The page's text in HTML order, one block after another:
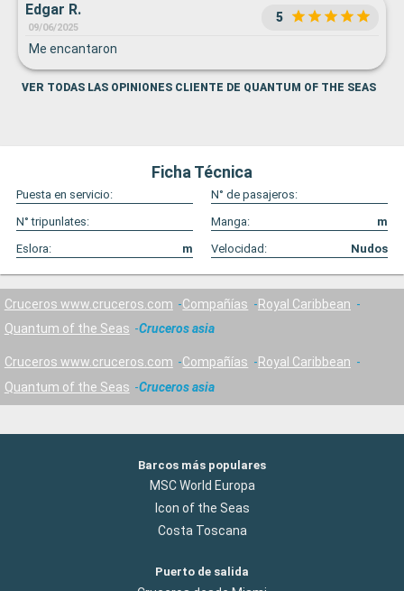
Edgar R.
09/06/2025
5
Me encantaron
VER TODAS LAS OPINIONES CLIENTE DE QUANTUM OF THE SEAS
Ficha Técnica
Puesta en servicio:
N° de pasajeros:
N° tripunlates:
Manga:
m
Eslora:
m Velocidad: Nudos
Cruceros www.cruceros.com Compañías
Royal Caribbean
Quantum of the Seas
Cruceros asia
Cruceros www.cruceros.com Compañías
Royal Caribbean
Quantum of the Seas
Cruceros asia
Barcos más populares
MSC World Europa
Icon of the Seas
Costa Toscana
Puerto de salida